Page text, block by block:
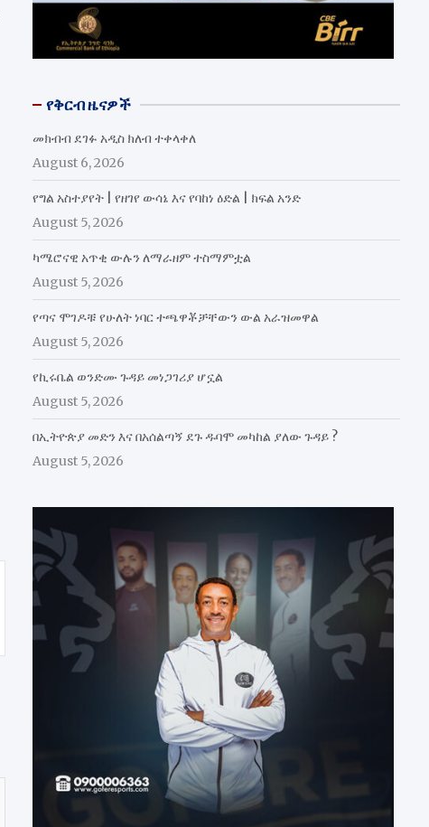
የቅርብ ዜናዎች
መክብብ ደገፉ አዲስ ክለብ ተቀላቀለ
August 6, 2026
የግል አስተያየት | የዘገየ ውሳኔ እና የባከነ ዕድል | ክፍል አንድ
August 5, 2026
ካሜሮናዊ አጥቂ ውሉን ለማራዘም ተስማምቷል
August 5, 2026
የጣና ሞገዶቹ የሁለት ነባር ተጫዋቾቻቸውን ውል አራዝመዋል
August 5, 2026
የኪሩቤል ወንድሙ ጉዳይ መነጋገሪያ ሆኗል
August 5, 2026
በኢትዮጵያ መድን እና በአሰልጣኝ ደጉ ዱባሞ መካከል ያለው ጉዳይ ?
August 5, 2026